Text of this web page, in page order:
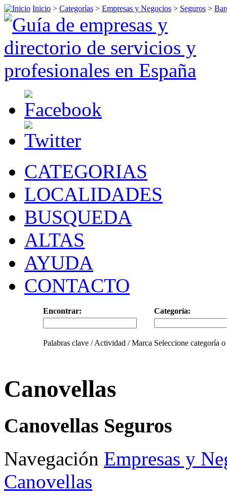
Inicio > Categorías > Empresas y Negocios > Seguros >
CATEGORIAS
LOCALIDADES
BUSQUEDA
ALTAS
AYUDA
CONTACTO
Encontrar: Categoría:
Palabras clave / Actividad / Marca Seleccione categoría
Canovellas
Canovellas Seguros
Navegación Empresas y
Canovellas